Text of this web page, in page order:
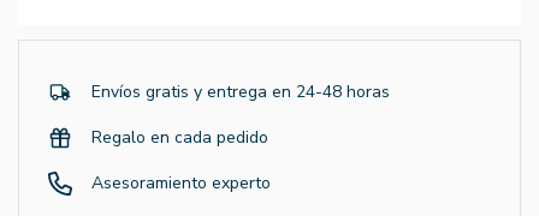
Envíos gratis y entrega en 24-48 horas
Regalo en cada pedido
Asesoramiento experto